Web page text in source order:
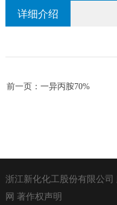
详细介绍
前一页： 一异丙胺70%
浙江新化化工股份有限公司
网 著作权声明